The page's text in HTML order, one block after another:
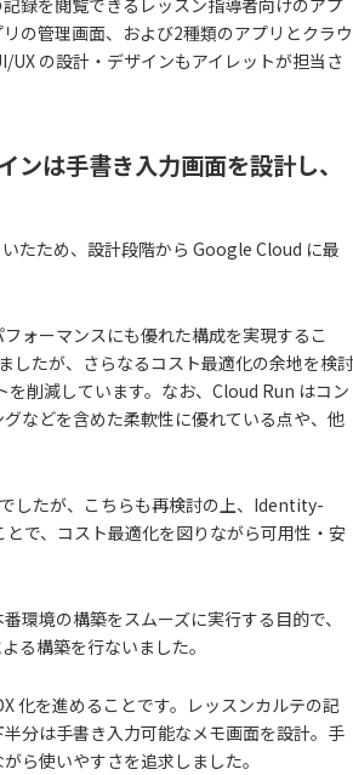
録を閲覧できるレッスン指導者向けのアプ
の管理画面、および2種類のアプリとクラウ
UX の設計・デザインもアイレットが担当さ
は手書き入力画面を設計し、
たため、設計段階から Google Cloud に最
ォーマンスにも優れた構成を実現するこ
たが、さらなるコスト最適化の余地を検討
削減しています。なお、Cloud Run はコン
などを含めた柔軟性に優れている点や、他
したが、こちらも再検討の上、Identity-
で、コスト最適化を図りながら可用性・安
環境の構築をスムーズに実行する目的で、
構築を行ないました。
化を進めることです。レッスンカルテの記
分は手書き入力可能なメモ画面を設計。手
ら使いやすさを追求しました。